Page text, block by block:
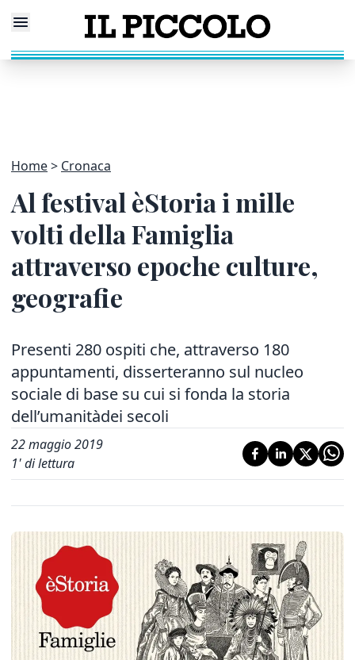
Home Cronaca
Al festival èStoria i mille
volti della Famiglia
attraverso epoche culture,
geografie
Presenti 280 ospiti che, attraverso 180
appuntamenti, disserteranno sul nucleo
sociale di base su cui si fonda la storia
dell’umanitàdei secoli
22 maggio 2019
1' di lettura